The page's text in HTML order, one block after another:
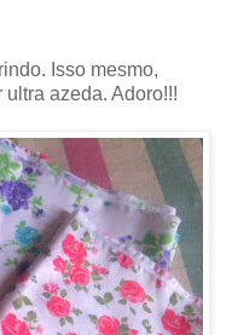
Isso mesmo,
azeda. Adoro!!!